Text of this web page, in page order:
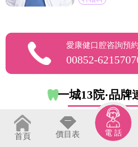
首頁 價目表 電 話
愛康健口腔咨詢預
00852-
一城13院·品牌
羅湖區 福田區